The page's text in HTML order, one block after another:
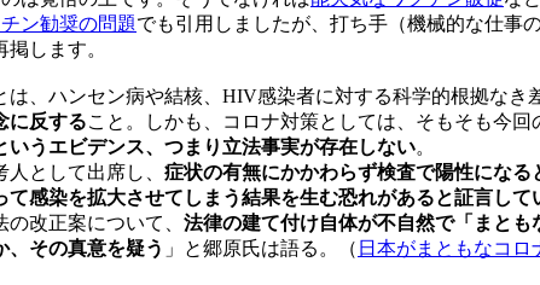
ン勧奨の問題でも引用しましたが、打ち手（機械的な仕事
します。
、ハンセン病や結核、HIV感染者に対する科学的根拠なき
に反すること。しかも、コロナ対策としては、そもそも今
うエビデンス、つまり立法事実が存在しない。
として出席し、 症状の有無にかかわらず検査で陽性にな
感染を拡大させてしまう結果を生む恐れがあると証言して
改正案について、 法律の建て付け自体が不自然で「まとも
、その真意を疑う 」と郷原氏は語る。（ 日本がまともなコロ